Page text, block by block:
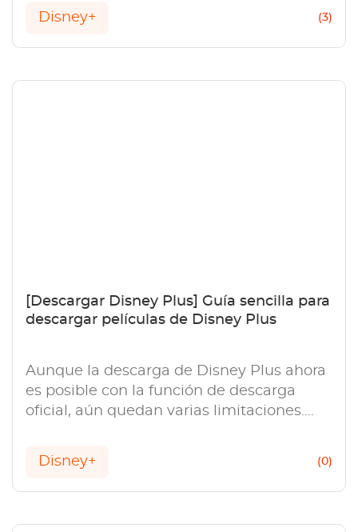
Disney+ (3)
[Descargar Disney Plus] Guía sencilla para
descargar películas de Disney Plus
Aunque la descarga de Disney Plus ahora
es posible con la función de descarga
oficial, aún quedan varias limitaciones.
Disney+ (0)